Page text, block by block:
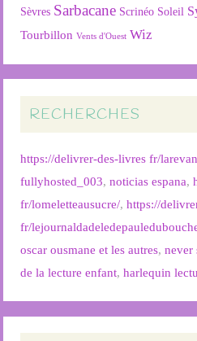
Sèvres Sarbacane Scrinéo Soleil
Tourbillon Vents d'Ouest Wiz
RECHERCHES
https://delivrer-des-livres fr/
fullyhosted_003,noticias espana,
fr/lomeletteausucre/,https://
fr/
oscar ousmane et les autres,never
de la lecture enfant,harlequin